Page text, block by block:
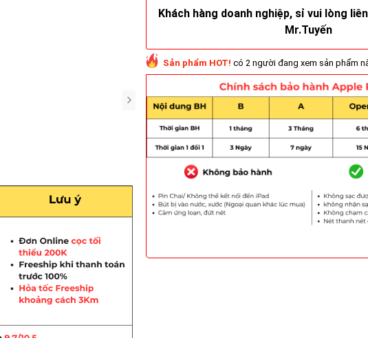
Khách hàng doanh nghiệp, sỉ vui lòng
Mr.Tuyến
Sản phẩm HOT! có 2 người đang xem sản phẩm